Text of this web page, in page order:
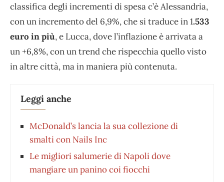
classifica degli incrementi di spesa c’è Alessandria,
con un incremento del 6,9%, che si traduce in 1.533
euro in più, e Lucca, dove l’inflazione è arrivata a
un +6,8%, con un trend che rispecchia quello visto
in altre città, ma in maniera più contenuta.
Leggi anche
McDonald’s lancia la sua collezione di
smalti con Nails Inc
Le migliori salumerie di Napoli dove
mangiare un panino coi fiocchi